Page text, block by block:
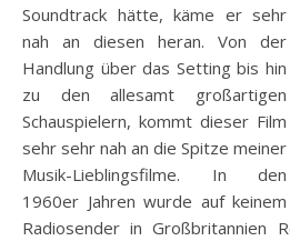
Soundtrack hätte, käme er sehr
nah an diesen heran. Von der
Handlung über das Setting bis hin
zu den allesamt großartigen
Schauspielern, kommt dieser Film
sehr sehr nah an die Spitze meiner
Musik-Lieblingsfilme. In den
1960er Jahren wurde auf keinem
Radiosender in Großbritannien